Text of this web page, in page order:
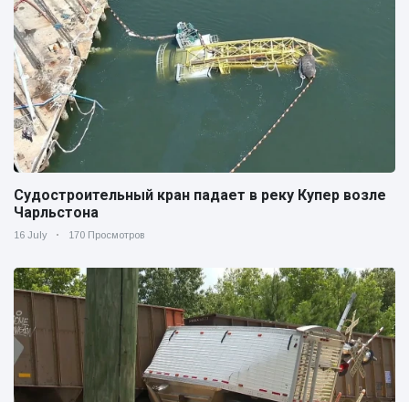
Судостроительный кран падает в реку Купер возле
Чарльстона
16 July 170 Просмотров